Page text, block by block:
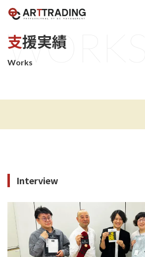
支援実績
Works
WO
Interview